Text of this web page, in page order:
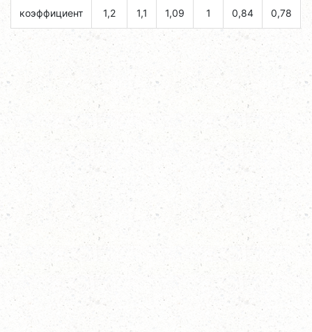
коэффициент 1,2 1,1 1,09 1 0,84 0,78